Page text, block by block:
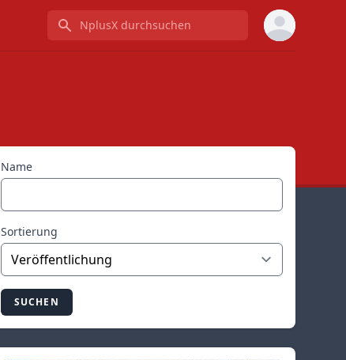
NplusX durchsuchen
Name
Sortierung
SUCHEN